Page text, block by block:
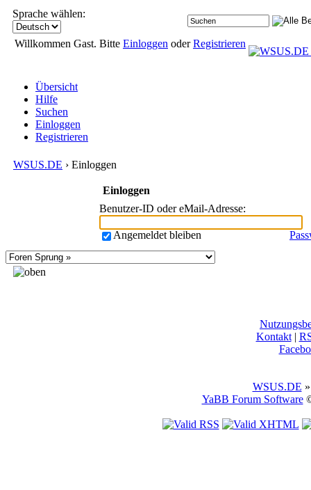
Sprache wählen:
Willkommen Gast. Bitte Einloggen oderRegistrieren
Übersicht
Hilfe
Suchen
Einloggen
Registrieren
WSUS.DE › Einloggen
Einloggen
Benutzer-ID oder eMail-Adresse:
Angemeldet bleiben
Kontakt|
WSUS.DE
YaBB Forum Software©